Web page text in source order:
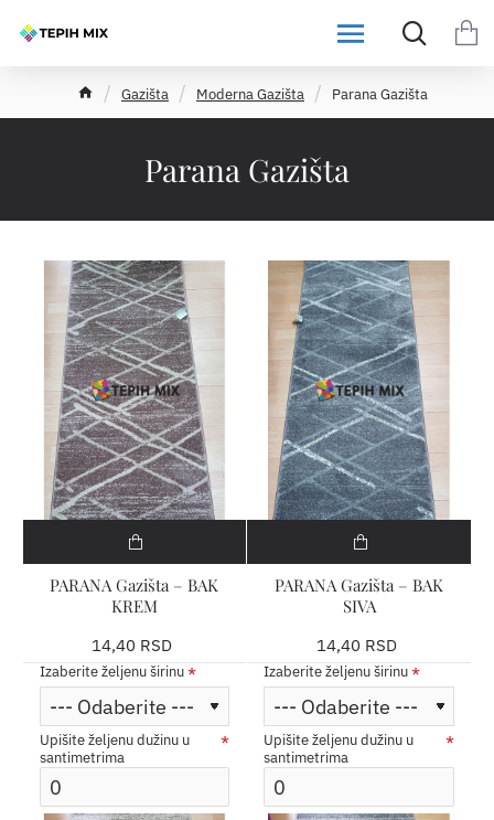
Parana Gazišta
o
Gazišta Moderna Gazišta Parana Gazišta
PARANA Gazišta – BAK
KREM
14,40 RSD
Izaberite željenu širinu
Upišite željenu dužinu u
santimetrima
PARANA Gazišta – BAK
SIVA
14,40 RSD
Izaberite željenu širinu
Upišite željenu dužinu u
santimetrima